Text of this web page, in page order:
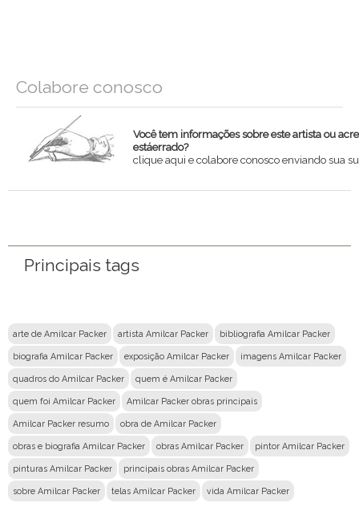
Colabore conosco
Você tem informações sobre este artista ou
estáerrado?
clique aqui e colabore conosco enviando sua
Principais tags
arte de Amilcar Packer artista Amilcar Packer bibliografia Amilcar Packer
biografia Amilcar Packer exposição Amilcar Packer imagens Amilcar Packer
quadros do Amilcar Packer quem é Amilcar Packer
quem foi Amilcar Packer Amilcar Packer obras principais
Amilcar Packer resumo obra de Amilcar Packer
obras e biografia Amilcar Packer obras Amilcar Packer pintor Amilcar Packer
pinturas Amilcar Packer principais obras Amilcar Packer
sobre Amilcar Packer telas Amilcar Packer vida Amilcar Packer